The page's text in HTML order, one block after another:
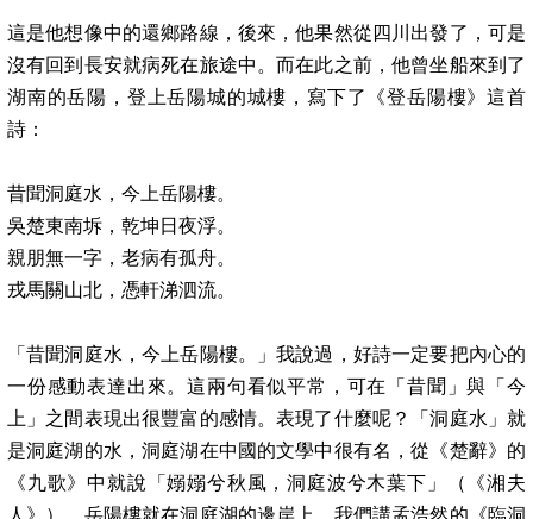
這是他想像中的還鄉路線，後來，他果然從四川出發了，可是
沒有回到長安就病死在旅途中。而在此之前，他曾坐船來到了
湖南的岳陽，登上岳陽城的城樓，寫下了《登岳陽樓》這首
詩：
昔聞洞庭水，今上岳陽樓。
吳楚東南坼，乾坤日夜浮。
親朋無一字，老病有孤舟。
戎馬關山北，憑軒涕泗流。
「昔聞洞庭水，今上岳陽樓。」我說過，好詩一定要把內心的
一份感動表達出來。這兩句看似平常，可在「昔聞」與「今
上」之間表現出很豐富的感情。表現了什麼呢？「洞庭水」就
是洞庭湖的水，洞庭湖在中國的文學中很有名，從《楚辭》的
《九歌》中就說「嫋嫋兮秋風，洞庭波兮木葉下」（《湘夫
人》），岳陽樓就在洞庭湖的邊岸上。我們講孟浩然的《臨洞